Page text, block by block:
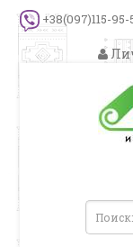
+38(097)115-95-